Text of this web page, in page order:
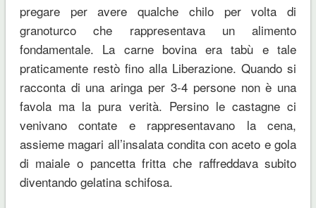
pregare per avere qualche chilo per volta di
granoturco che rappresentava un alimento
fondamentale. La carne bovina era tabù e tale
praticamente restò fino alla Liberazione. Quando si
racconta di una aringa per 3-4 persone non è una
favola ma la pura verità. Persino le castagne ci
venivano contate e rappresentavano la cena,
assieme magari all’insalata condita con aceto e gola
di maiale o pancetta fritta che raffreddava subito
diventando gelatina schifosa.